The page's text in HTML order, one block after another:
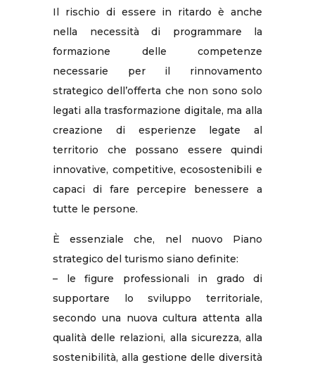
Il rischio di essere in ritardo è anche
nella necessità di programmare la
formazione delle competenze
necessarie per il rinnovamento
strategico dell’offerta che non sono solo
legati alla trasformazione digitale, ma alla
creazione di esperienze legate al
territorio che possano essere quindi
innovative, competitive, ecosostenibili e
capaci di fare percepire benessere a
tutte le persone.
È essenziale che, nel nuovo Piano
strategico del turismo siano definite:
– le figure professionali in grado di
supportare lo sviluppo territoriale,
secondo una nuova cultura attenta alla
qualità delle relazioni, alla sicurezza, alla
sostenibilità, alla gestione delle diversità